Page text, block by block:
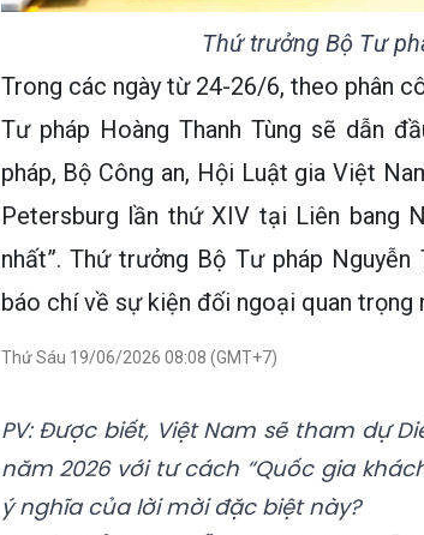
Thứ trưởng Bộ Tư
Trong các ngày từ 24-26/6, theo phân
Tư pháp Hoàng Thanh Tùng sẽ dẫn
pháp, Bộ Công an, Hội Luật gia Việt
Petersburg lần thứ XIV tại Liên bang
nhất”. Thứ trưởng Bộ Tư pháp
báo chí về sự kiện đối ngoại quan trọng
Thứ Sáu 19/06/2026 08:08 (GMT+7)
PV: Được biết, Việt Nam sẽ tham dự
năm 2026 với tư cách “Quốc gia
ý nghĩa của lời mời đặc biệt này?